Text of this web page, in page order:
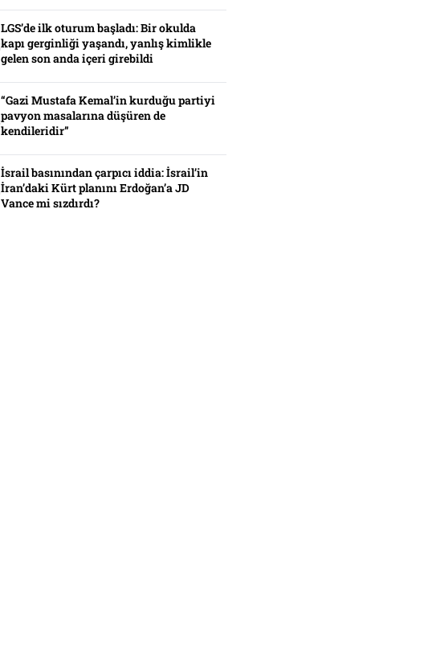
LGS’de ilk oturum başladı: Bir okulda
kapı gerginliği yaşandı, yanlış kimlikle
gelen son anda içeri girebildi
“Gazi Mustafa Kemal’in kurduğu partiyi
pavyon masalarına düşüren de
kendileridir”
İsrail basınından çarpıcı iddia: İsrail’in
İran’daki Kürt planını Erdoğan’a JD
Vance mi sızdırdı?